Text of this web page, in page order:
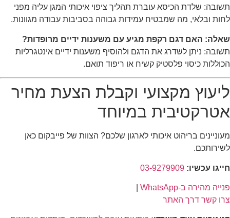
תשובה: שלדת הכיסא עוברת תהליך ציפוי איכותי המגן עליה מפני
לחות ובלאי, מה שמבטיח עמידות גבוהה בסביבות עבודה מגוונות.
שאלה: האם דגם רקפת מגיע עם משענות ידיים מרופדות?
תשובה: ניתן לשדרג את הדגם ולהוסיף משענות ידיים אינטגרליות
הכוללות כיסוי פלסטיק קשיח או ריפוד תואם.
ליעוץ מקצועי וקבלת הצעת מחיר
אטרקטיבית במיוחד
מעוניינים בריהוט איכותי לארגון שלכם? הצוות של פייבקום כאן
לשירותכם.
חייגו עכשיו: 03-9279909
פנייה מהירה ב-WhatsApp
צרו קשר דרך האתר